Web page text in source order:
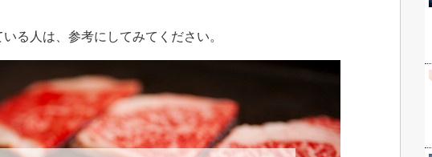
る人は、参考にしてみてください。